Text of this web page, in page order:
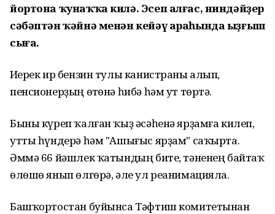
йортона ҡунаҡҡа килә. Эсеп алғас, ниндәйҙер
сәбәптән ҡәйнә менән кейәү араһында ыҙғыш
сыға.
Иҫерек ир бензин тулы канистраны алып,
пенсионерҙың өҫтөнә һибә һәм ут төртә.
Быны күреп ҡалған ҡыҙ әсәһенә ярҙамға килеп,
утты һүндерә һәм "Ашығыс ярҙам" саҡырта.
Әммә 66 йәшлек ҡатындың бите, тәненең байтаҡ
өлөшө янып өлгөрә, әле ул реанимацияла.
Башҡортостан буйынса Тәфтиш комитетынан